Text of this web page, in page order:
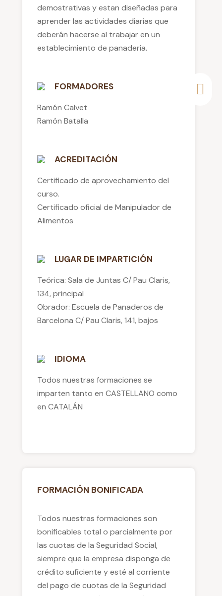
demostrativas y estan diseñadas para
aprender las actividades diarias que
deberán hacerse al trabajar en un
establecimiento de panaderia.
FORMADORES
Ramón Calvet
Ramón Batalla
ACREDITACIÓN
Certificado de aprovechamiento del
curso.
Certificado oficial de Manipulador de
Alimentos
LUGAR DE IMPARTICIÓN
Teórica: Sala de Juntas C/ Pau Claris,
134, principal
Obrador: Escuela de Panaderos de
Barcelona C/ Pau Claris, 141, bajos
IDIOMA
Todos nuestras formaciones se
imparten tanto en CASTELLANO como
en CATALÁN
FORMACIÓN BONIFICADA
Todos nuestras formaciones son
bonificables total o parcialmente por
las cuotas de la Seguridad Social,
siempre que la empresa disponga de
crédito suficiente y esté al corriente
del pago de cuotas de la Seguridad